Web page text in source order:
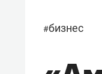
#бизнес